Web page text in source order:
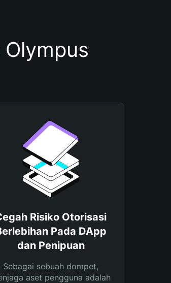
Risiko Otorisasi
Pada DApp
dan Penipuan
Sebagai sebuah dompet,
aset pengguna adalah